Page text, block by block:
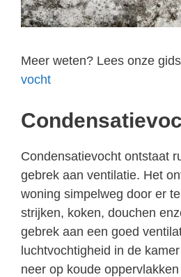
Meer weten? Lees onze
vocht
Condensatievocht ontstaat
gebrek aan ventilatie. Het
woning simpelweg door er
strijken, koken, douchen
gebrek aan een goed
luchtvochtigheid in de
neer op koude